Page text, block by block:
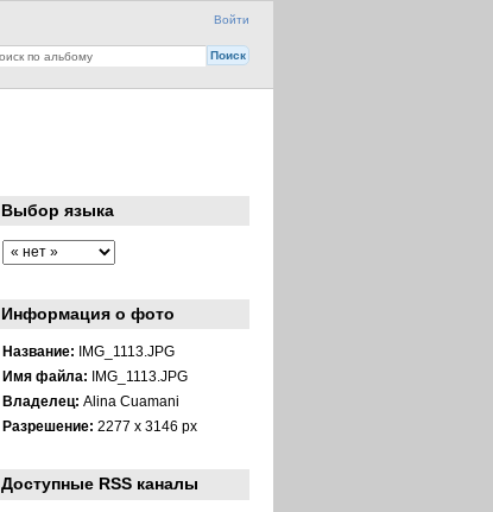
Войти
Выбор языка
Информация о фото
Название: IMG_1113.JPG
Имя файла: IMG_1113.JPG
Владелец: Alina Cuamani
Разрешение: 2277 x 3146 px
Доступные RSS каналы